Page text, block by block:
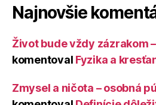
Najnovšie
Život bude vždy zázrakom
komentoval Fyzika a
Zmysel a ničota – osobná